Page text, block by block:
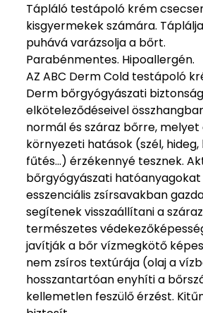
Tápláló testápoló krém
kisgyermekek számára.
puhává varázsolja a bőrt.
Parabénmentes. Hipoallergén.
AZ ABC Derm Cold testápoló
Derm bőrgyógyászati
elköteleződéseivel
normál és száraz bőrre, melyet
környezeti hatások (szél,
fűtés...) érzékennyé tesznek.
bőrgyógyászati
esszenciális zsírsavakban
segítenek visszaállítani a
természetes
javítják a bőr vízmegkötő
nem zsíros textúrája (olaj a
hosszantartóan enyhíti a
kellemetlen feszülő érzést.